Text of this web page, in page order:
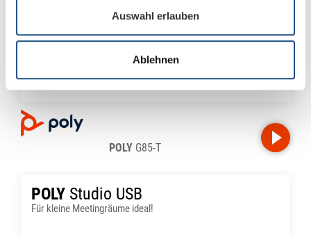
Auswahl erlauben
Ablehnen
POLYG85-T
POLY Studio USB
Für kleine Meetingräume ideal!